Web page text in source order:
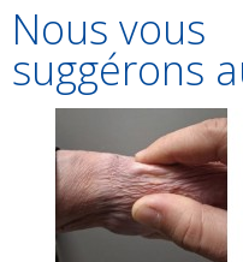
Nous vous
suggérons